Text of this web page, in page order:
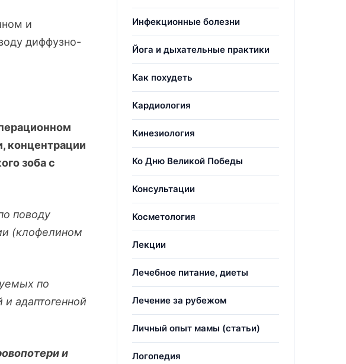
и
диффузно-
концентрации
зоба с
поводу
(клофелином
по
адаптогенной
и
Инфекционные болезни
Йога и дыхательные практики
Как похудеть
Кардиология
Кинезиология
Ко Дню Великой Победы
Консультации
Косметология
Лекции
Лечебное питание, диеты
Лечение за рубежом
Личный опыт мамы (статьи)
Логопедия